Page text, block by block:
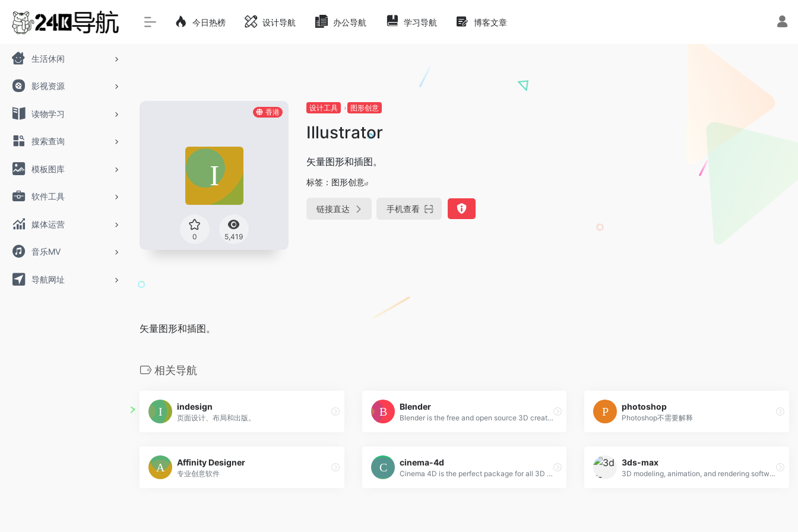
生活休闲
影视资源
读物学习
搜索查询
模板图库
软件工具
媒体运营
音乐MV
导航网址
今日热榜 设计导航 办公导航 学习导航 博客文章
香港
0 5,419
设计工具 图形创意
Illustrator
矢量图形和插图。
标签： 图形创意
链接直达 手机查看
矢量图形和插图。
相关导航
indesign
页面设计、布局和出版。
Blender
Blender is the free and open source 3D creation suite.
photoshop
Photoshop不需要解释
Affinity Designer
专业创意软件
cinema-4d
Cinema 4D is the perfect package for all 3D artists who want to achieve breathtaking results fast and hassle-free.
3ds-max
3D modeling, animation, and rendering software